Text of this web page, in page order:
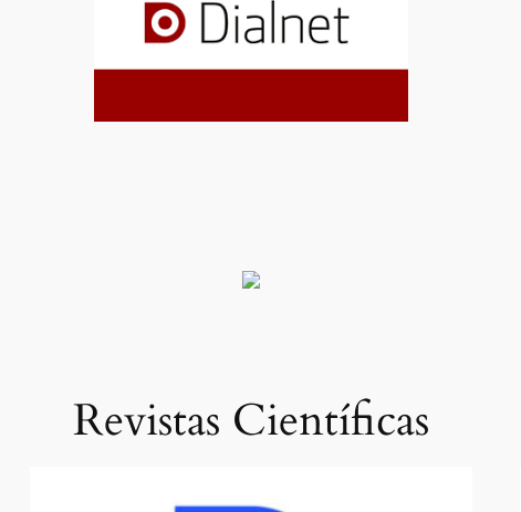
Revistas Científicas